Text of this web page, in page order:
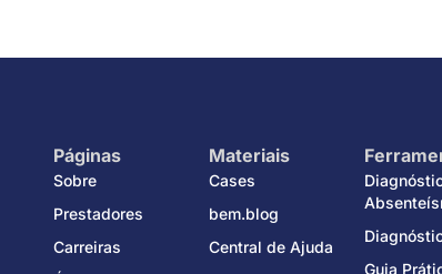
Páginas
Sobre
Prestadores
Carreiras
Materiais
Cases
bem.blog
Central de Ajuda
Guia